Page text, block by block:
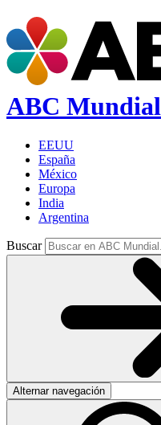
ABC Mundial
EEUU
España
México
Europa
India
Argentina
Buscar
Alternar navegación